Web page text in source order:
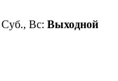
Суб., Вс: Выходной